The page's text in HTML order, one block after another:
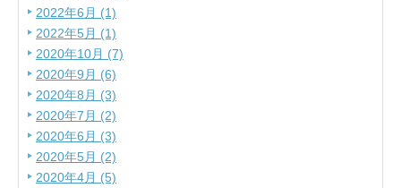
2022年6月 (1)
2022年5月 (1)
2020年10月 (7)
2020年9月 (6)
2020年8月 (3)
2020年7月 (2)
2020年6月 (3)
2020年5月 (2)
2020年4月 (5)